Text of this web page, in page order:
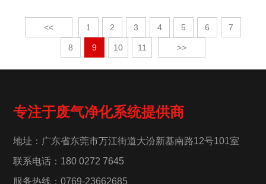
<< 1 2 3 4 5 6 7
8 9 10 11 >>
专注于废气净化系统提供商
地址：广东省东莞市万江街道大汾新基南路12号101室
联系电话：180 0272 7645
服务热线：0769-23662685